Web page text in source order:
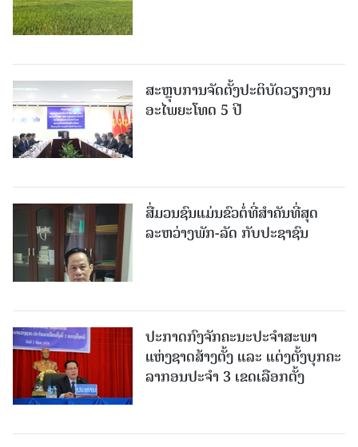
ສະຫຼຸບການຈັດຕັ້ງປະຕິບັດວຽກງານ
ອະໄພຍະໂທດ 5 ປີ
ສື່ມວນຊົນແມ່ນຂົວຕໍ່ທີ່ສໍາຄັນທີ່ສຸດ
ລະຫວ່າງພັກ-ລັດ ກັບປະຊາຊົນ
ປະກາດກົງຈັກຄະນະປະຈໍາສະພາ
ແຫ່ງຊາດສ້າງຕັ້ງ ແລະ ແຕ່ງຕັ້ງບຸກຄະ
ລາກອນປະຈໍາ 3 ເຂດເລືອກຕັ້ງ